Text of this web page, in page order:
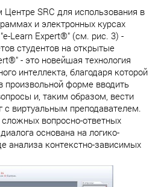
SRC для использования в
и электронных курсах
Learn Expert®" (см. рис. 3) -
студентов на открытые
- это новейшая технология
интеллекта, благодаря которой
произвольной форме вводить
и, таким образом, вести
с виртуальным преподавателем.
вопросно-ответных
основана на логико-
анализа контекстно-зависимых